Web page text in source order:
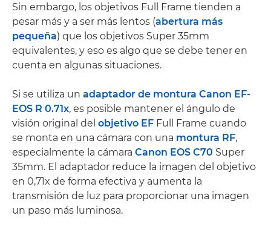
Sin embargo, los objetivos Full Frame tienden a
pesar más y a ser más lentos (abertura más
pequeña) que los objetivos Super 35mm
equivalentes, y eso es algo que se debe tener en
cuenta en algunas situaciones.
Si se utiliza un adaptador de montura Canon EF-
EOS R 0.71x, es posible mantener el ángulo de
visión original del objetivo EF Full Frame cuando
se monta en una cámara con una montura RF,
especialmente la cámara Canon EOS C70 Super
35mm. El adaptador reduce la imagen del objetivo
en 0,71x de forma efectiva y aumenta la
transmisión de luz para proporcionar una imagen
un paso más luminosa.